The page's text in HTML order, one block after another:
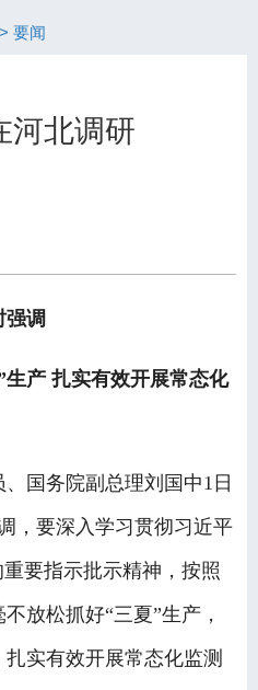
要闻
河北调研
调
产 扎实有效开展常态化
国务院副总理刘国中1日
，要深入学习贯彻习近平
要指示批示精神，按照
放松抓好“三夏”生产，
实有效开展常态化监测